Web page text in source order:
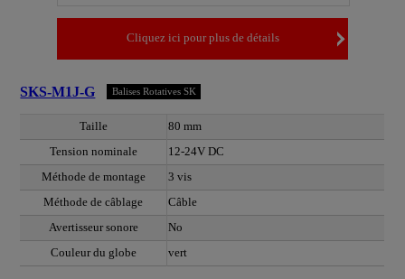
Cliquez ici pour plus de détails
SKS-M1J-G Balises Rotatives SK
Taille
80 mm
Tension nominale
12-24V DC
Méthode de montage
3 vis
Méthode de câblage
Câble
Avertisseur sonore
No
Couleur du globe
vert